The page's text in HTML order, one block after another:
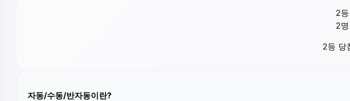
2등
2명
2등 당
자동/수동/반자동이란?